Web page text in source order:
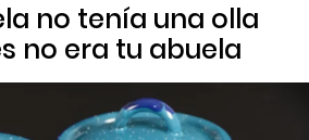
no tenía una olla
no era tu abuela